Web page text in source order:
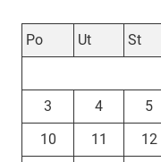
Po
Ut St
3
4 5
10
11 12